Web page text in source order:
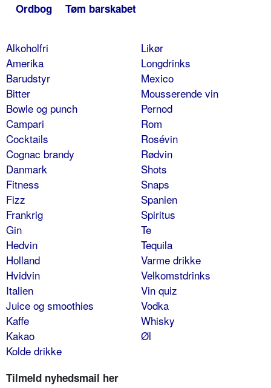
Ordbog Tøm barskabet
Alkoholfri
Amerika
Barudstyr
Bitter
Bowle og punch
Campari
Cocktails
Cognac brandy
Danmark
Fitness
Fizz
Frankrig
Gin
Hedvin
Holland
Hvidvin
Italien
Juice og smoothies
Kaffe
Kakao
Kolde drikke
Likør
Longdrinks
Mexico
Mousserende vin
Pernod
Rom
Rosévin
Rødvin
Shots
Snaps
Spanien
Spiritus
Te
Tequila
Varme drikke
Velkomstdrinks
Vin quiz
Vodka
Whisky
Øl
Tilmeld nyhedsmail her